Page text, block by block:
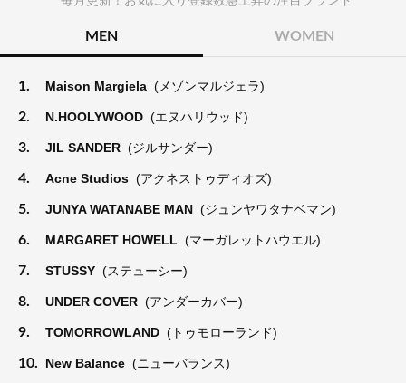
MEN WOMEN
1. Maison Margiela (メゾンマルジェラ)
2. N.HOOLYWOOD (エヌハリウッド)
3. JIL SANDER (ジルサンダー)
4. Acne Studios (アクネストゥディオズ)
5. JUNYA WATANABE MAN (ジュンヤワタナベマン)
6. MARGARET HOWELL (マーガレットハウエル)
7. STUSSY (ステューシー)
8. UNDER COVER (アンダーカバー)
9. TOMORROWLAND (トゥモローランド)
10. New Balance (ニューバランス)